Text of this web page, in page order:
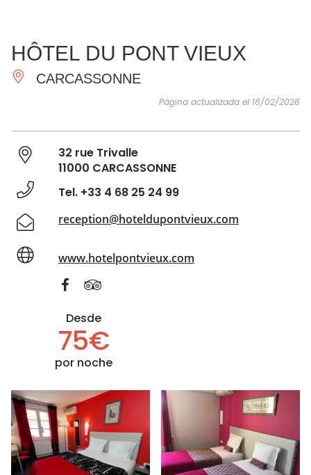
IMPRESCINDIBLES
HACER
INSPIRACIONES
HÔTEL DU PONT VIEUX
CARCASSONNE
Página actualizada el 18/02/2026
32 rue Trivalle
11000 CARCASSONNE
Tel. +33 4 68 25 24 99
reception@hoteldupontvieux.com
www.hotelpontvieux.com
Desde
75€
por noche